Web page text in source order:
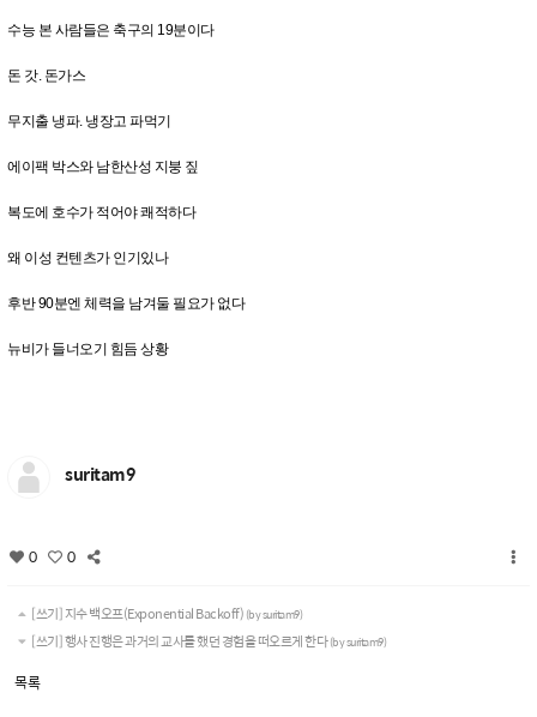
수능 본 사람들은 축구의 19분이다
돈 갓. 돈가스
무지출 냉파. 냉장고 파먹기
에이팩 박스와 남한산성 지붕 짚
복도에 호수가 적어야 쾌적하다
왜 이성 컨텐츠가 인기있나
후반 90분엔 체력을 남겨둘 필요가 없다
뉴비가 들너오기 힘듬 상황
suritam9
0 0
[쓰기] 지수 백오프(Exponential Backoff) (by suritam9)
[쓰기] 행사 진행은 과거의 교사를 했던 경험을 떠오르게 한다(by suritam9)
목록